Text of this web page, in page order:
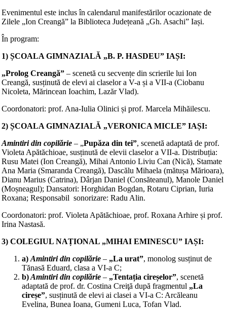
Evenimentul este inclus în calendarul manifestărilor ocazionate de
Zilele „Ion Creangă” la Biblioteca Județeană „Gh. Asachi” Iași.
În program:
1) ȘCOALA GIMNAZIALĂ „B. P. HASDEU” IAȘI:
„Prolog Creangă” – scenetă cu secvențe din scrierile lui Ion
Creangă, susținută de elevi ai claselor a V-a și a VII-a (Ciobanu
Nicoleta, Mărincean Ioachim, Lazăr Vlad).
Coordonatori: prof. Ana-Iulia Olinici și prof. Marcela Mihăilescu.
2) ȘCOALA GIMNAZIALĂ „VERONICA MICLE” IAȘI:
Amintiri din copilărie – „Pupăza din tei”, scenetă adaptată de prof.
Violeta Apătăchioae, susținută de elevii claselor a VII-a. Distribuția:
Rusu Matei (Ion Creangă), Mihai Antonio Liviu Can (Nică), Stamate
Ana Maria (Smaranda Creangă), Dascălu Mihaela (mătușa Mărioara),
Dianu Marius (Catrina), Dârjan Daniel (Consăteanul), Manole Daniel
(Moșneagul); Dansatori: Horghidan Bogdan, Rotaru Ciprian, Iuria
Roxana; Responsabil sonorizare: Radu Alin.
Coordonatori: prof. Violeta Apătăchioae, prof. Roxana Arhire și prof.
Irina Nastasă.
3) COLEGIUL NAȚIONAL „MIHAI EMINESCU” IAȘI:
a) Amintiri din copilărie – „La urat”, monolog susținut de
Tănasă Eduard, clasa a VI-a C;
b)Amintiri din copilărie – „Tentația cireșelor”, scenetă
adaptată de prof. dr. Costina Creiţă după fragmentul „La
cireșe”, susținută de elevi ai clasei a VI-a C: Arcăleanu
Evelina, Bunea Ioana, Gumeni Luca, Tofan Vlad.